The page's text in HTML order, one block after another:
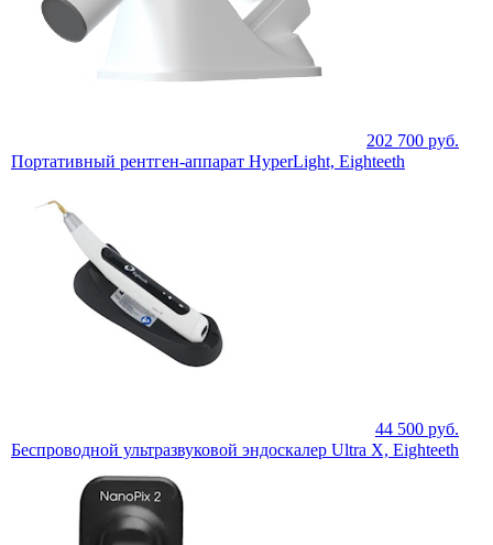
202 700 руб.
Портативный рентген-аппарат HyperLight, Eighteeth
44 500 руб.
Беспроводной ультразвуковой эндоскалер Ultra X, Eighteeth